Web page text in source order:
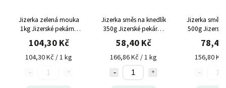
Jizerka zelená mouka
1kg Jizerské pekárny
bez lepku
104,30 Kč
104,30 Kč / 1 kg
Jizerka směs na knedlík
350g Jizerské pekárny
bez lepku
58,40 Kč
166,86 Kč / 1 kg
Jizerka směs
500g
bez
78,40
156,80 Kč